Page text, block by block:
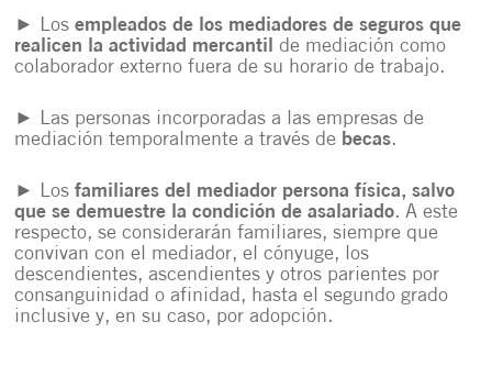
► Losempleados de los mediadores de seguros que
realicen la actividad mercantil de mediación como
colaborador externo fuera de su horario de trabajo.
► Las personas incorporadas a las empresas de
mediación temporalmente a través de becas.
► Los familiares del mediador persona física, salvo
que se demuestre la condición de asalariado. A este
respecto, se considerarán familiares, siempre que
convivan con el mediador, el cónyuge, los
descendientes, ascendientes y otros parientes por
consanguinidad o afinidad, hasta el segundo grado
inclusive y, en su caso, por adopción.